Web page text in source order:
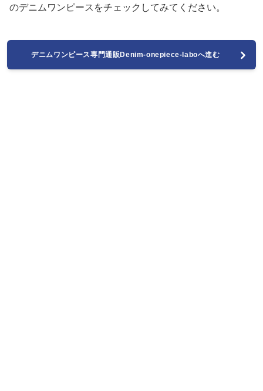
のデニムワンピースをチェックしてみてください。
デニムワンピース専門通販Denim-onepiece-laboへ進む